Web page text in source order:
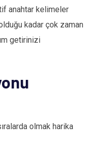
anahtar kelimeler
kadar çok zaman
getirinizi
olmak harika